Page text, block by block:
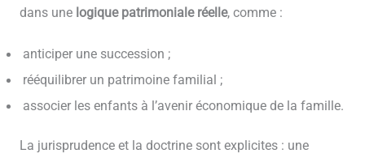
dans une logique patrimoniale réelle, comme :
anticiper une succession ;
rééquilibrer un patrimoine familial ;
associer les enfants à l’avenir économique de la famille.
La jurisprudence et la doctrine sont explicites : une